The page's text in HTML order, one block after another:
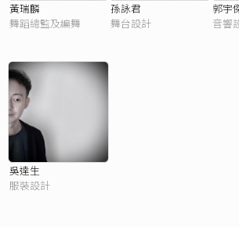
黃瑞麟
舞蹈總監及編舞
孫詠君
舞台設計
郭宇
音響
吳達生
服裝設計